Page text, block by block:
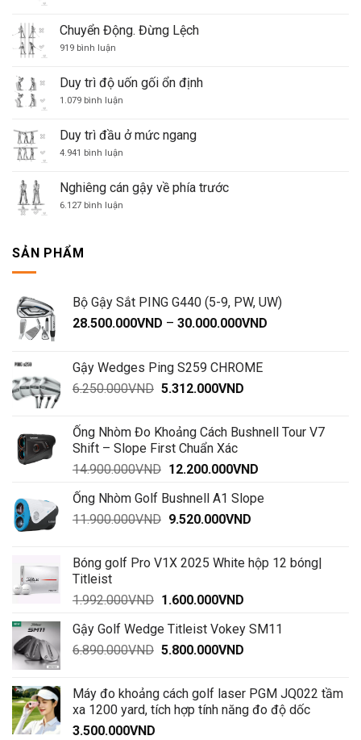
golf
của
→
Vai
Vai
→
Chuyển Động. Đừng Lệch
919 bình luận
Đừng
Lệch
Duy trì độ uốn gối ổn định
1.079 bình luận
độ
uốn
Duy trì đầu ở mức ngang
4.941 bình luận
đầu
ở
Nghiêng cán gậy về phía trước
6.127 bình luận
SẢN PHẨM
Bộ Gậy Sắt PING G440 (5-9, PW, UW)
28.500.000VND – 30.000.000VND
Gậy Wedges Ping S259 CHROME
6.250.000VND Giá
6.250.000VND.
5.312.000VNDGiá
là:
Ống Nhòm Đo Khoảng Cách Bushnell Tour V7
Shift – Slope First Chuẩn Xác
14.900.000VND Giá
là:
14.900.000VND.
12.200.000VNDGiá
tại
Ống Nhòm Golf Bushnell A1 Slope
11.900.000VND Giá
11.900.000VND.
9.520.000VNDGiá
là:
Bóng golf Pro V1X 2025 White hộp 12 bóng|
Titleist
1.992.000VND Giá
là:
1.992.000VND.
1.600.000VNDGiá
tại
là:
Gậy Golf Wedge Titleist Vokey SM11
6.890.000VND Giá
6.890.000VND.
5.800.000VNDGiá
là:
5.800.000VND.
Máy đo khoảng cách golf laser PGM JQ022 tầm
xa 1200 yard, tích hợp tính năng đo độ dốc
3.500.000VND